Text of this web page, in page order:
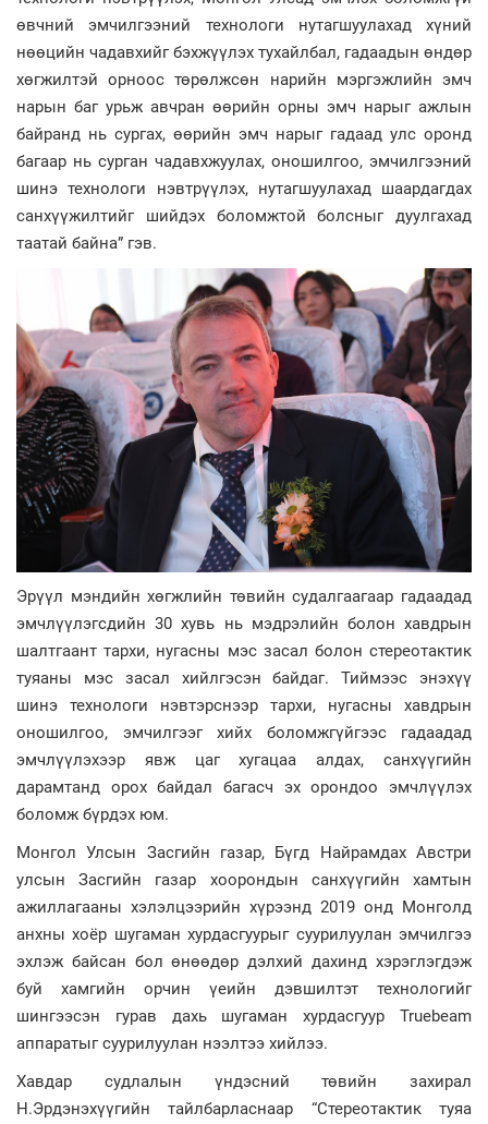
өвчний эмчилгээний технологи нутагшуулахад хүний
нөөцийн чадавхийг бэхжүүлэх тухайлбал, гадаадын өндөр
хөгжилтэй орноос төрөлжсөн нарийн мэргэжлийн эмч
нарын баг урьж авчран өөрийн орны эмч нарыг ажлын
байранд нь сургах, өөрийн эмч нарыг гадаад улс оронд
багаар нь сурган чадавхжуулах, оношилгоо, эмчилгээний
шинэ технологи нэвтрүүлэх, нутагшуулахад шаардагдах
санхүүжилтийг шийдэх боломжтой болсныг дуулгахад
таатай байна” гэв.
Эрүүл мэндийн хөгжлийн төвийн судалгаагаар гадаадад
эмчлүүлэгсдийн 30 хувь нь мэдрэлийн болон хавдрын
шалтгаант тархи, нугасны мэс засал болон стереотактик
туяаны мэс засал хийлгэсэн байдаг. Тиймээс энэхүү
шинэ технологи нэвтэрснээр тархи, нугасны хавдрын
оношилгоо, эмчилгээг хийх боломжгүйгээс гадаадад
эмчлүүлэхээр явж цаг хугацаа алдах, санхүүгийн
дарамтанд орох байдал багасч эх орондоо эмчлүүлэх
боломж бүрдэх юм.
Монгол Улсын Засгийн газар, Бүгд Найрамдах Австри
улсын Засгийн газар хоорондын санхүүгийн хамтын
ажиллагааны хэлэлцээрийн хүрээнд 2019 онд Монголд
анхны хоёр шугаман хурдасгуурыг суурилуулан эмчилгээ
эхлэж байсан бол өнөөдөр дэлхий дахинд хэрэглэгдэж
буй хамгийн орчин үеийн дэвшилтэт технологийг
шингээсэн гурав дахь шугаман хурдасгуур Truebeam
аппаратыг суурилуулан нээлтээ хийлээ.
Хавдар судлалын үндэсний төвийн захирал
Н.Эрдэнэхүүгийн тайлбарласнаар “Стереотактик туяа